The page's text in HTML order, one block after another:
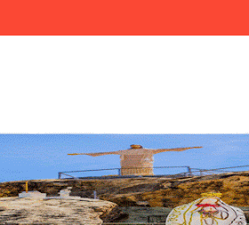
Rurais de Aracatiaçu, Sobral